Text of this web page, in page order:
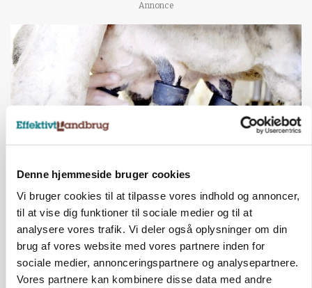
Denne hjemmeside bruger cookies
Vi bruger cookies til at tilpasse vores indhold og annoncer,
til at vise dig funktioner til sociale medier og til at
analysere vores trafik. Vi deler også oplysninger om din
brug af vores website med vores partnere inden for
sociale medier, annonceringspartnere og analysepartnere.
Vores partnere kan kombinere disse data med andre
Annonce
MARKED
Russisk mælkepris dykker 23 procent
BUSINESS
Fra mark til mur: Byggeriet kan åbne nyt